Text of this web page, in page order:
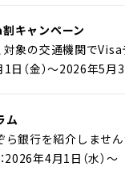
定期預金利息シミ
キャンペーン
対象の交通機関で
1日（金）～2026年5
ム
銀行を紹介しませ
2026年4月1日（水）